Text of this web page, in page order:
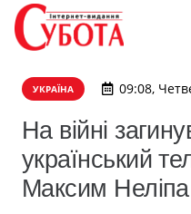
УКРАЇНА 09:08,
На війні
український
Максим Неліпа